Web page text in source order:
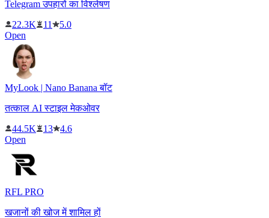
Telegram उपहारों का विश्लेषण
22.3K
11
5.0
Open
MyLook | Nano Banana बॉट
तत्काल AI स्टाइल मेकओवर
44.5K
13
4.6
Open
RFL PRO
खजानों की खोज में शामिल हों